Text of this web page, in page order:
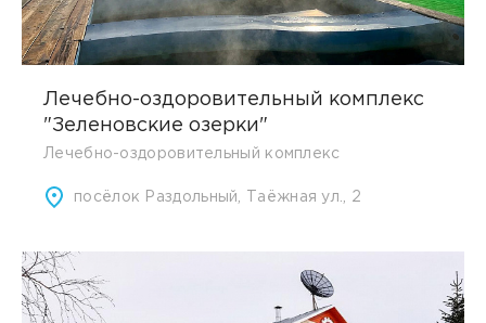
Лечебно-оздоровительный комплекс
"Зеленовские озерки"
Лечебно-оздоровительный комплекс
посёлок Раздольный, Таёжная ул., 2